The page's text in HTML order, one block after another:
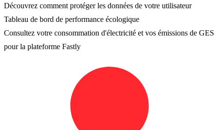
Découvrez comment protéger les données de votre utilisateur
Tableau de bord de performance écologique
Consultez votre consommation d'électricité et vos émissions de GES
pour la plateforme Fastly